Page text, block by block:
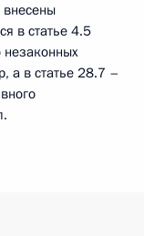
внесены
в статье 4.5
незаконных
а в статье 28.7 –